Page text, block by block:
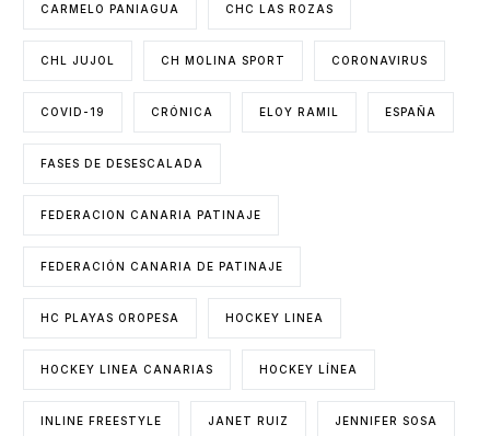
CARMELO PANIAGUA CHC LAS ROZAS
CHL JUJOL CH MOLINA SPORT CORONAVIRUS
COVID-19 CRÓNICA ELOY RAMIL ESPAÑA
FASES DE DESESCALADA
FEDERACION CANARIA PATINAJE
FEDERACIÓN CANARIA DE PATINAJE
HC PLAYAS OROPESA HOCKEY LINEA
HOCKEY LINEA CANARIAS HOCKEY LÍNEA
INLINE FREESTYLE JANET RUIZ JENNIFER SOSA